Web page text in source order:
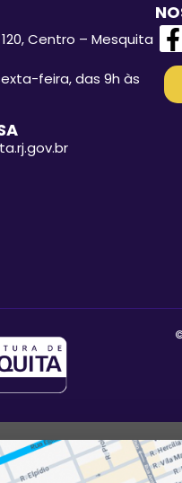
Centro – Mesquita
feira, das 9h às